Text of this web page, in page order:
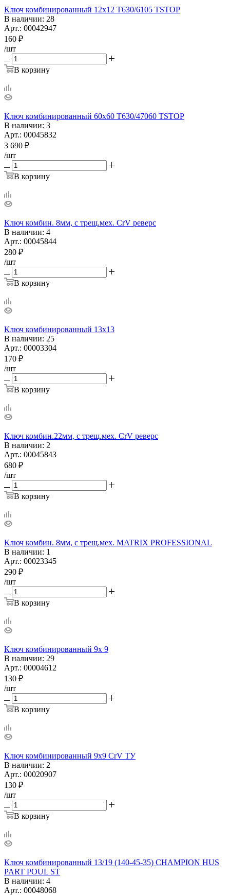
Ключ комбинированный 12х12 T630/6105 TSTOP
В наличии: 28
Арт.: 00042947
160 ₽
/шт
В корзину
Ключ комбинированный 60х60 T630/47060 TSTOP
В наличии: 3
Арт.: 00045832
3 690 ₽
/шт
В корзину
Ключ комбин. 8мм, с трещ.мех. CrV реверс
В наличии: 4
Арт.: 00045844
280 ₽
/шт
В корзину
Ключ комбинированный 13х13
В наличии: 25
Арт.: 00003304
170 ₽
/шт
В корзину
Ключ комбин.22мм, с трещ.мех. CrV реверс
В наличии: 2
Арт.: 00045843
680 ₽
/шт
В корзину
Ключ комбин. 8мм, с трещ.мех. MATRIX PROFESSIONAL
В наличии: 1
Арт.: 00023345
290 ₽
/шт
В корзину
Ключ комбинированный 9х 9
В наличии: 29
Арт.: 00004612
130 ₽
/шт
В корзину
Ключ комбинированный 9х9 CrV ТУ
В наличии: 2
Арт.: 00020907
130 ₽
/шт
В корзину
Ключ комбинированный 13/19 (140-45-35) CHAMPION HUS
PART POUL ST
В наличии: 4
Арт.: 00048068